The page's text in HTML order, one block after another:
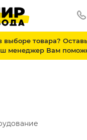
товара?
менеджер Вам